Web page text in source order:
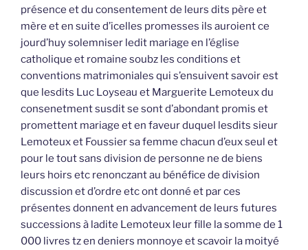
présence et du consentement de leurs dits père et
mère et en suite d’icelles promesses ils auroient ce
jourd’huy solemniser ledit mariage en l’église
catholique et romaine soubz les conditions et
conventions matrimoniales qui s’ensuivent savoir est
que lesdits Luc Loyseau et Marguerite Lemoteux du
consenetment susdit se sont d’abondant promis et
promettent mariage et en faveur duquel lesdits sieur
Lemoteux et Foussier sa femme chacun d’eux seul et
pour le tout sans division de personne ne de biens
leurs hoirs etc renonczant au bénéfice de division
discussion et d’ordre etc ont donné et par ces
présentes donnent en advancement de leurs futures
successions à ladite Lemoteux leur fille la somme de 1
000 livres tz en deniers monnoye et scavoir la moityé